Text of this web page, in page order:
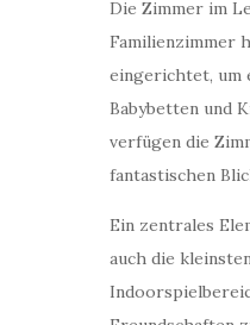
Die Zimmer im
Familienzimmer
eingerichtet, um
Babybetten und
verfügen die
fantastischen
Ein zentrales
auch die